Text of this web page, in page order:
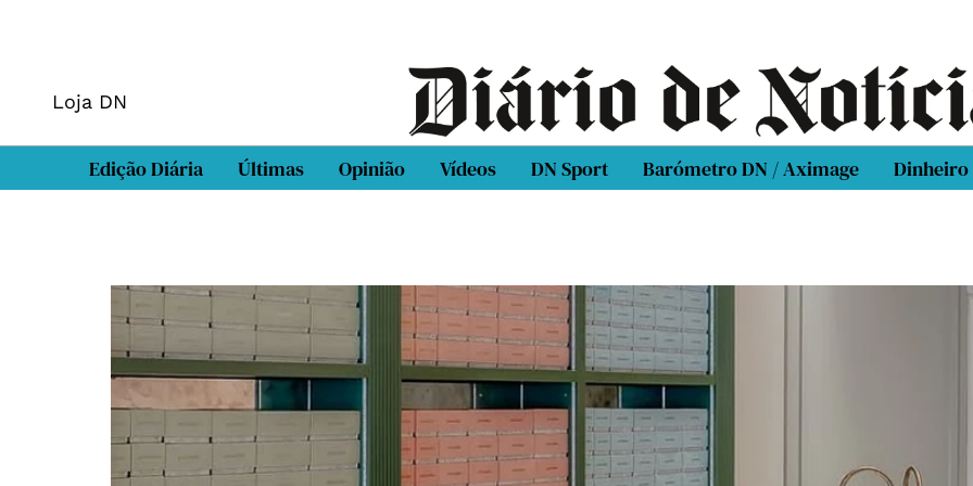
Loja DN
Edição Diária Últimas Opinião Vídeos DN Sport Barómetro DN / Aximage Dinheiro